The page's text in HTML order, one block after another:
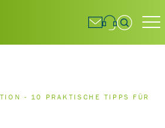
- 10 PRAKTISCHE TIPPS FÜR